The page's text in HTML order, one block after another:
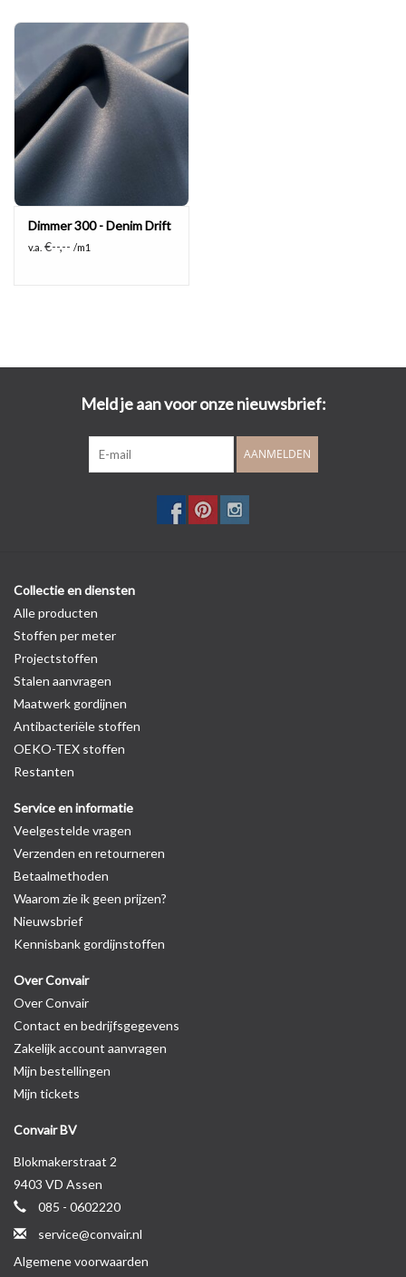
Dimmer 300 - Denim Drift
v.a. €--,-- /m1
Meld je aan voor onze nieuwsbrief:
AANMELDEN
Collectie en diensten
Alle producten
Stoffen per meter
Projectstoffen
Stalen aanvragen
Maatwerk gordijnen
Antibacteriële stoffen
OEKO-TEX stoffen
Restanten
Service en informatie
Veelgestelde vragen
Verzenden en retourneren
Betaalmethoden
Waarom zie ik geen prijzen?
Nieuwsbrief
Kennisbank gordijnstoffen
Over Convair
Over Convair
Contact en bedrijfsgegevens
Zakelijk account aanvragen
Mijn bestellingen
Mijn tickets
Convair BV
Blokmakerstraat 2
9403 VD Assen
085 - 0602220
service@convair.nl
Algemene voorwaarden